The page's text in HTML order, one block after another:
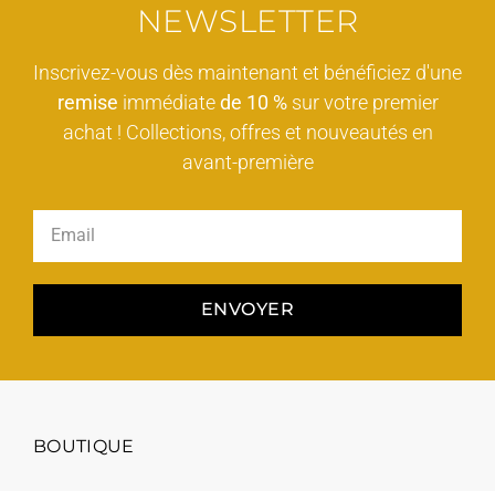
NEWSLETTER
Inscrivez-vous dès maintenant et bénéficiez d'une
remise immédiatede 10 %sur votre premier
achat ! Collections, offres et nouveautés en
avant-première
ENVOYER
BOUTIQUE